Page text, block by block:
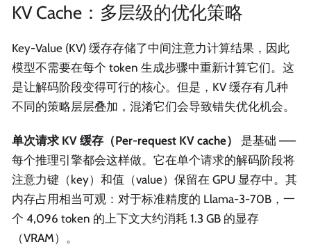
KV Cache：多层级的优化策略
Key-Value (KV) 缓存存储了中间注意力计算结果，因此
模型不需要在每个 token 生成步骤中重新计算它们。这
是让解码阶段变得可行的核心。但是，KV 缓存有几种
不同的策略层层叠加，混淆它们会导致错失优化机会。
单次请求 KV 缓存（Per-request KV cache）
是基础 ——
每个推理引擎都会这样做。它在单个请求的解码阶段将
注意力键（key）和值（value）保留在 GPU 显存中。其
内存占用相当可观：对于标准精度的 Llama-3-70B，一
个 4,096 token 的上下文大约消耗 1.3 GB 的显存
（VRAM）。